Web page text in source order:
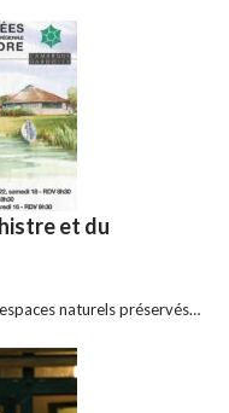
et du
naturels préservés…